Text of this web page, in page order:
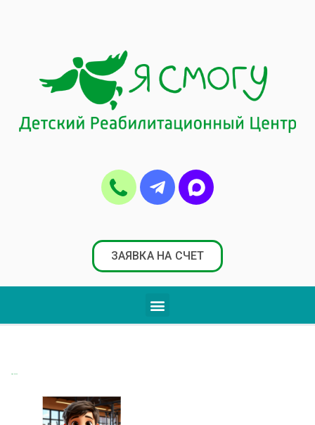
ЗАЯВКА НА СЧЕТ